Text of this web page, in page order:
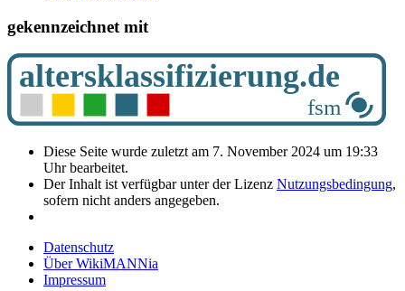
gekennzeichnet mit
Diese Seite wurde zuletzt am 7. November 2024 um 19:33
Uhr bearbeitet.
Der Inhalt ist verfügbar unter der Lizenz Nutzungsbedingung,
sofern nicht anders angegeben.
Datenschutz
Über WikiMANNia
Impressum